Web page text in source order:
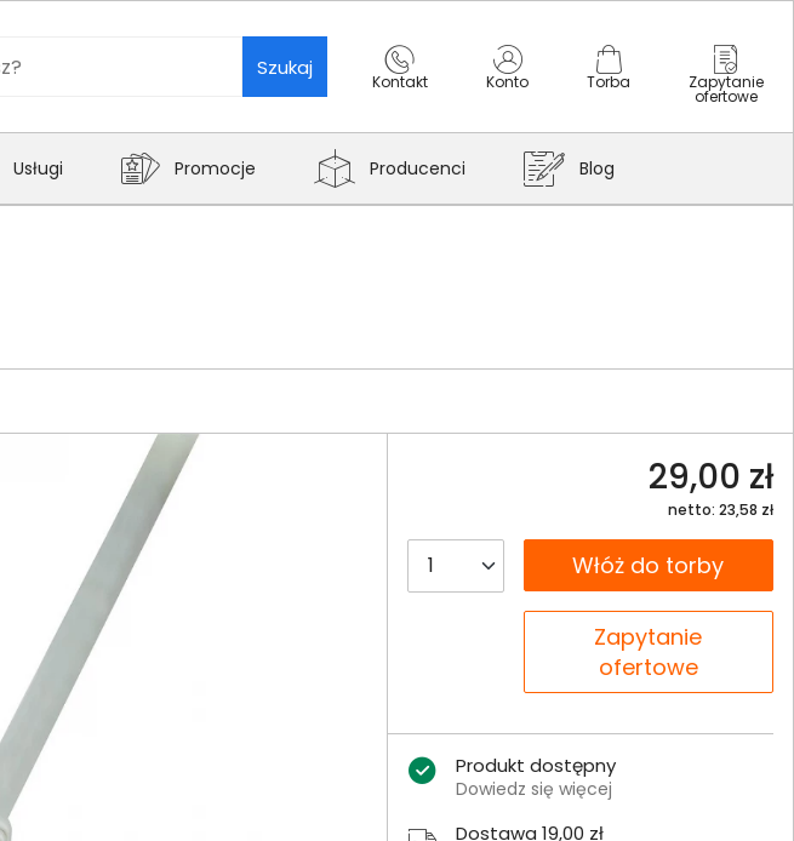
Szukaj
Kontakt Konto Torba Zapytanie
ofertowe
Usługi Promocje Producenci Blog
29,00 zł
netto: 23,58 zł
__B2C.PRODUCT.QUANTITY
__B2C.PRODUCT.QUANTITY
Włóż do torby
Zapytanie
ofertowe
Produkt dostępny
Dowiedz się więcej
Dostawa 19,00 zł